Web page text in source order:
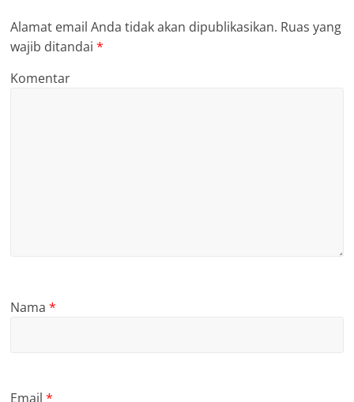
Alamat email Anda tidak akan dipublikasikan. Ruas yang
wajib ditandai*
Komentar
Nama*
Email*